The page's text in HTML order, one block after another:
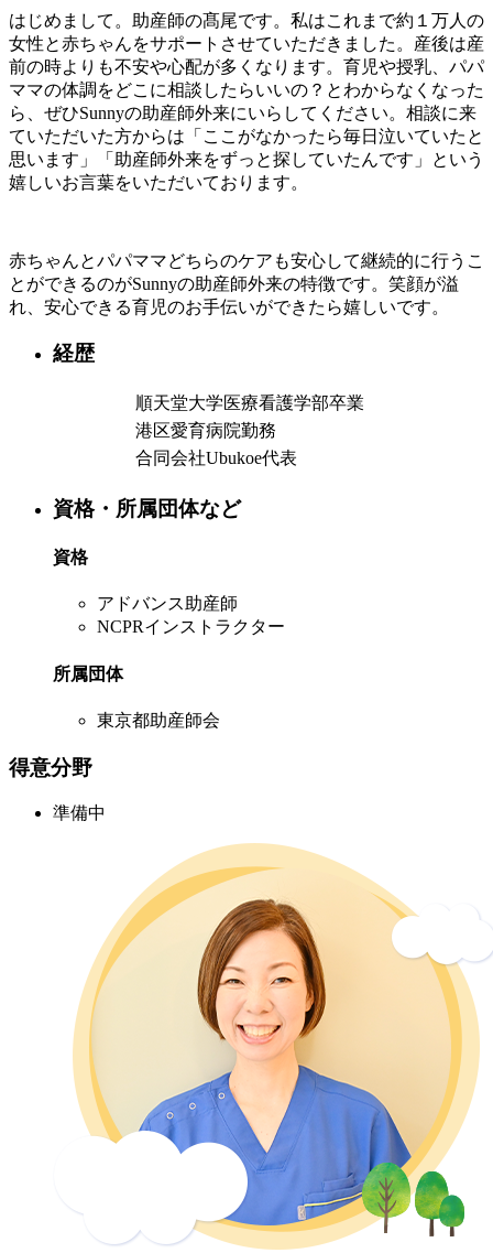
はじめまして。助産師の髙尾です。私はこれまで約１万人の
女性と赤ちゃんをサポートさせていただきました。産後は産
前の時よりも不安や心配が多くなります。育児や授乳、パパ
ママの体調をどこに相談したらいいの？とわからなくなった
ら、ぜひSunnyの助産師外来にいらしてください。相談に来
ていただいた方からは「ここがなかったら毎日泣いていたと
思います」「助産師外来をずっと探していたんです」という
嬉しいお言葉をいただいております。
赤ちゃんとパパママどちらのケアも安心して継続的に行うこ
とができるのがSunnyの助産師外来の特徴です。笑顔が溢
れ、安心できる育児のお手伝いができたら嬉しいです。
経歴
順天堂大学医療看護学部卒業
港区愛育病院勤務
合同会社Ubukoe代表
資格・所属団体など
資格
アドバンス助産師
NCPRインストラクター
所属団体
東京都助産師会
得意分野
準備中